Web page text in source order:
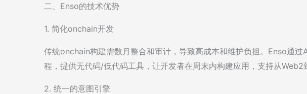
二、Enso的技术优势
1. 简化onchain开发
传统onchain构建需数月整合和审计，导致高成本和维护负担。Enso通
程，提供无代码/低代码工具，让开发者在周末内构建应用，支持从Web2
2. 统一的意图引擎